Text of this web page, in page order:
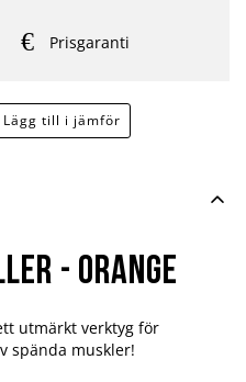
Lägg till i jämför
Prisgaranti
- Orange
utmärkt verktyg för
spända muskler!